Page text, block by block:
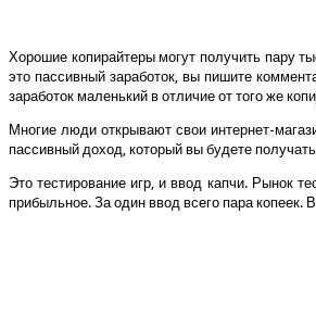
Хорошие копирайтеры могут получить пару
это пассивный заработок, вы пишите
заработок маленький в отличие от того же
Многие люди открывают свои интернет-
пассивный доход, который вы будете
Это тестирование игр, и ввод капчи. Рынок
прибыльное. За один ввод всего пара